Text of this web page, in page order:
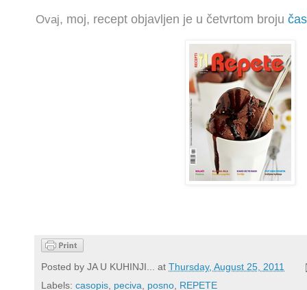
Ovaj, moj, recept objavljen je u četvrtom broju
Posted by JA U KUHINJI... at Thursday, August 25, 2011
Labels: casopis, peciva, posno, REPETE